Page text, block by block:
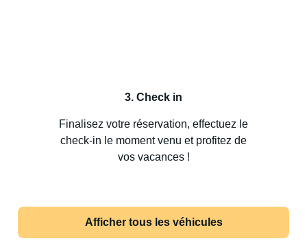
3. Check in
Finalisez votre réservation, effectuez le
check-in le moment venu et profitez de
vos vacances !
Afficher tous les véhicules